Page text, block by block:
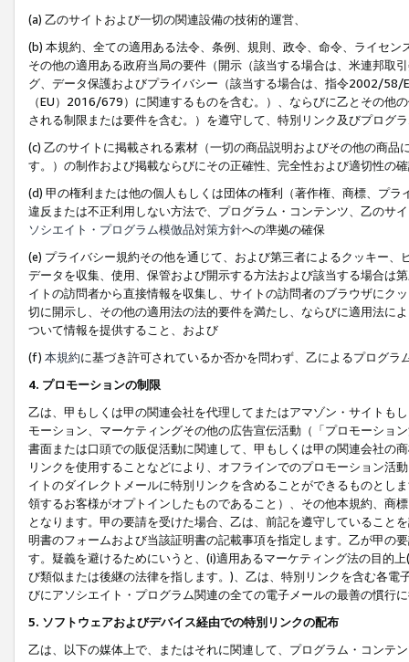
(a) 乙のサイトおよび一切の関連設備の技術的運営、
(b) 本規約、全ての適用ある法令、条例、規則、政令、命令、ライセ
その他の適用ある政府当局の要件（開示（該当する場合は、米連邦取
グ、データ保護およびプライバシー（該当する場合は、指令2002/58/
（EU）2016/679）に関連するものを含む。）、ならびに乙とその他
される制限または要件を含む。）を遵守して、特別リンク及びプログ
(c) 乙のサイトに掲載される素材（一切の商品説明およびその他の商
す。）の制作および掲載ならびにその正確性、完全性および適切性の
(d) 甲の権利または他の個人もしくは団体の権利（著作権、商標、プ
違反または不正利用しない方法で、プログラム・コンテンツ、乙のサ
ソシエイト・プログラム模倣品対策方針への準拠の確保
(e) プライバシー規約その他を通じて、および第三者によるクッキー
データを収集、使用、保管および開示する方法および該当する場合は
イトの訪問者から直接情報を収集し、サイトの訪問者のブラウザにク
切に開示し、その他の適用法の法的要件を満たし、ならびに適用法に
ついて情報を提供すること、および
(f) 本規約に基づき許可されているか否かを問わず、乙によるプログ
4. プロモーションの制限
乙は、甲もしくは甲の関連会社を代理してまたはアマゾン・サイトも
モーション、マーケティングその他の広告宣伝活動（「プロモーショ
書面または口頭での販促活動に関連して、甲もしくは甲の関連会社の
リンクを使用することなどにより、オフラインでのプロモーション活
イトのダイレクトメールに特別リンクを含めることができるものとし
領するお客様がオプトインしたものであること）、その他本規約、商
となります。甲の要請を受けた場合、乙は、前記を遵守していること
明書のフォームおよび当該証明書の記載事項を指定します。乙が甲の
す。疑義を避けるためにいうと、(i)適用あるマーケティング法の目的
び類似または後継の法律を指します。)、乙は、特別リンクを含む各
びにアソシエイト・プログラム関連の全ての電子メールの最善の慣行
5. ソフトウェアおよびデバイス経由での特別リンクの配布
乙は、以下の媒体上で、またはそれに関連して、プログラム・コンテ